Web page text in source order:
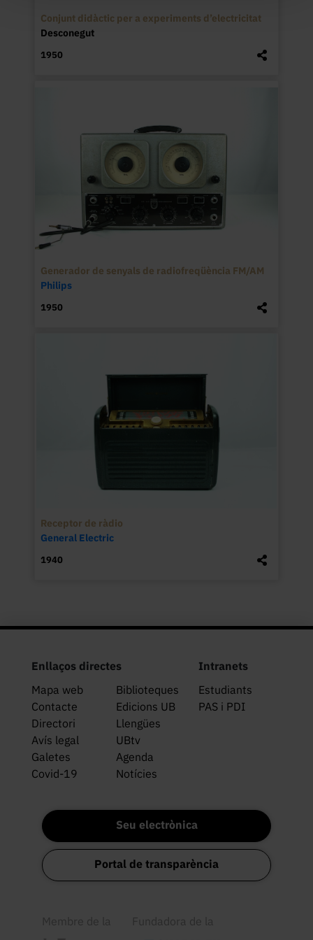
Conjunt didàctic per a experiments d’electricitat
Desconegut
1950
Generador de senyals de radiofreqüència FM/AM
Philips
1950
Receptor de ràdio
General Electric
1940
Enllaços directes
Mapa web
Biblioteques
Contacte
Edicions UB
Directori
Llengües
Avís legal
UBtv
Galetes
Agenda
Covid-19
Notícies
Intranets
Estudiants
PAS i PDI
Seu electrònica
Portal de transparència
Membre de la Fundadora de la